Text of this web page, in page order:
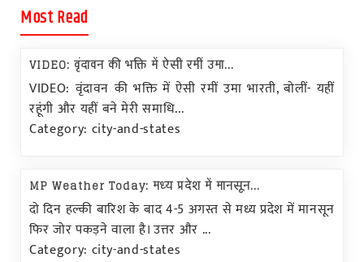
झाबुआ
मंदसौर
नरसिंहपुर
Most Read
VIDEO: वृंदावन की भक्ति में ऐसी रमीं उमा...
VIDEO: वृंदावन की भक्ति में ऐसी रमीं उमा भारती, बोलीं- यहीं
रहूंगी और यहीं बने मेरी समाधि...
Category: city-and-states
MP Weather Today: मध्य प्रदेश में मानसून...
दो दिन हल्की बारिश के बाद 4-5 अगस्त से मध्य प्रदेश में मानसून
फिर जोर पकड़ने वाला है। उत्तर और ...
Category: city-and-states